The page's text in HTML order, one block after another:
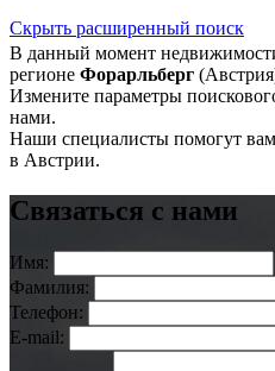
Скрыть расширенный поиск
В данный момент
регионе Форарльберг
Измените параметры
нами.
Наши специалисты помогут
в Австрии.
Связаться с нами
Имя:
Фамилия:
Телефон:
E-mail: